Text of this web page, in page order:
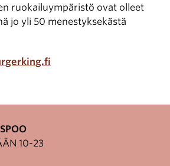
ruokailuympäristö ovat olleet
jo yli 50 menestyksekästä
10-23